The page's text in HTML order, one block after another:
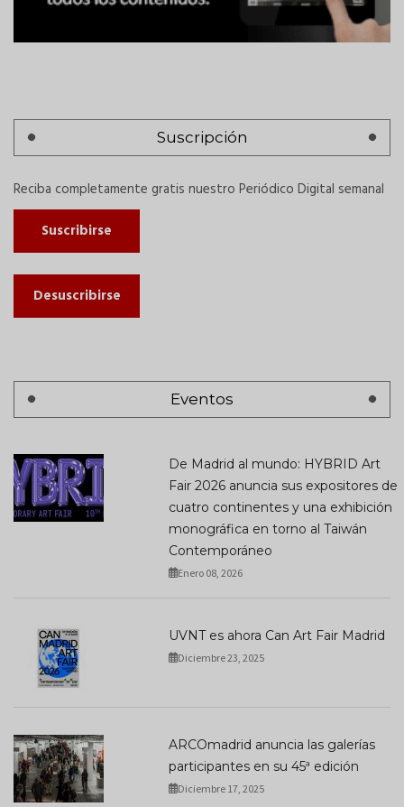
Suscripción
Reciba completamente gratis nuestro Periódico Digital semanal
Suscribirse
Desuscribirse
Eventos
De Madrid al mundo: HYBRID Art
Fair 2026 anuncia sus expositores de
cuatro continentes y una exhibición
monográfica en torno al Taiwán
Contemporáneo
Enero 08, 2026
UVNT es ahora Can Art Fair Madrid
Diciembre 23, 2025
ARCOmadrid anuncia las galerías
participantes en su 45ª edición
Diciembre 17, 2025